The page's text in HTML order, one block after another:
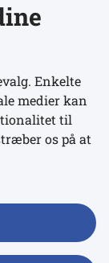
Enkelte
medier kan
til
os på at